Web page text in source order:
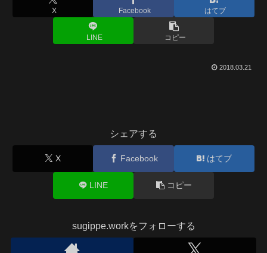
X Facebook はてブ
LINE コピー
2018.03.21
シェアする
X Facebook はてブ
LINE コピー
sugippe.workをフォローする